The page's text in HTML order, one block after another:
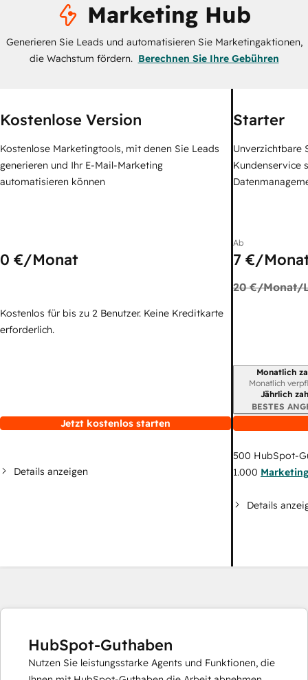
Marketing Hub
Generieren Sie Leads und automatisieren Sie Marketingaktionen,
die Wachstum fördern. Berechnen Sie Ihre Gebühren
Kostenlose Version
Kostenlose Marketingtools, mit denen Sie Leads
generieren und Ihr E-Mail-Marketing
automatisieren können
0 €/Monat
Kostenlos für bis zu 2 Benutzer. Keine Kreditkarte
erforderlich.
Jetzt kostenlos starten
Details anzeigen
Starter
Unverzichtbare
Kundenservice
Ab
7 €/
20 €/Monat/
Monatlich
Monatlich
Jährlich
BESTES
500 HubSpot-
1.000
Details
HubSpot-Guthaben
Nutzen Sie leistungsstarke Agents und Funktionen, die